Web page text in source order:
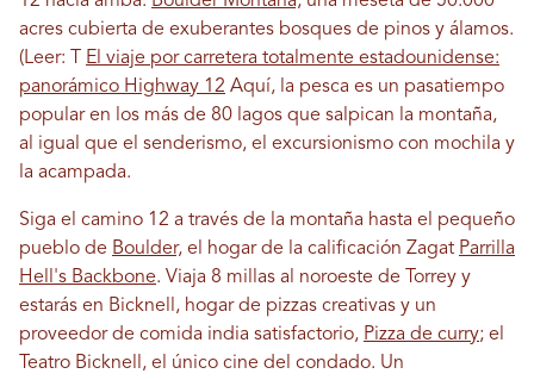
acres cubierta de exuberantes bosques de pinos y álamos.
(Leer: T
El viaje por carretera totalmente estadounidense:
panorámico Highway 12 Aquí, la pesca es un pasatiempo
popular en los más de 80 lagos que salpican la montaña,
al igual que el senderismo, el excursionismo con mochila y
la acampada.
Siga el camino 12 a través de la montaña hasta el pequeño
pueblo de Boulder, el hogar de la calificación Zagat Parrilla
Hell's Backbone. Viaja 8 millas al noroeste de Torrey y
estarás en Bicknell, hogar de pizzas creativas y un
proveedor de comida india satisfactorio, Pizza de curry; el
Teatro Bicknell, el único cine del condado. Un